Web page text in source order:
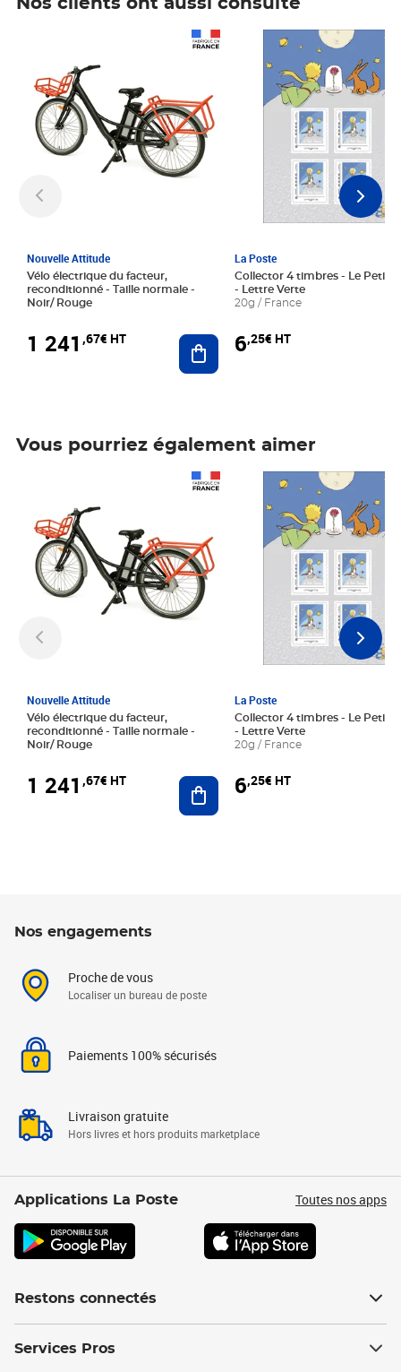
Nos clients ont aussi consulté
Nouvelle Attitude
Vélo électrique du facteur,
reconditionné - Taille normale -
Noir/ Rouge
1 241 ,67€ HT Ajouter au panier
La Poste
Collector 4 timbres - Le Petit
- Lettre Verte
20g / France
6,25€ HT
Prix 6,25€ HT
Vous pourriez également aimer
Nouvelle Attitude
Vélo électrique du facteur,
reconditionné - Taille normale -
Noir/ Rouge
1 241 ,67€ HT Ajouter au panier
La Poste
Collector 4 timbres - Le Petit
- Lettre Verte
20g / France
6,25€ HT
Prix 6,25€ HT
Nos engagements
Proche de vous
Localiser un bureau de poste
Paiements 100% sécurisés
Livraison gratuite
Hors livres et hors produits marketplace
Applications La Poste Toutes nos apps
Restons connectés
Services Pros